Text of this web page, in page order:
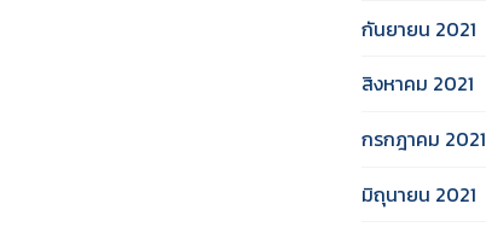
กันยายน 2021
สิงหาคม 2021
กรกฎาคม 2021
มิถุนายน 2021